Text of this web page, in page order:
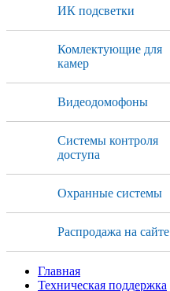
ИК подсветки
Комлектующие для
камер
Видеодомофоны
Системы контроля
доступа
Охранные системы
Распродажа на сайте
Главная
Техническая поддержка